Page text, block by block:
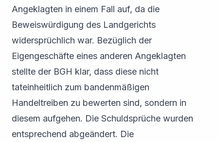
Angeklagten in einem Fall auf, da die
Beweiswürdigung des Landgerichts
widersprüchlich war. Bezüglich der
Eigengeschäfte eines anderen Angeklagten
stellte der BGH klar, dass diese nicht
tateinheitlich zum bandenmäßigen
Handeltreiben zu bewerten sind, sondern in
diesem aufgehen. Die Schuldsprüche wurden
entsprechend abgeändert. Die